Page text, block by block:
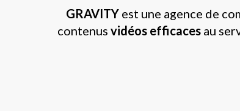
GRAVITY est une agence de
contenus vidéos efficacesau